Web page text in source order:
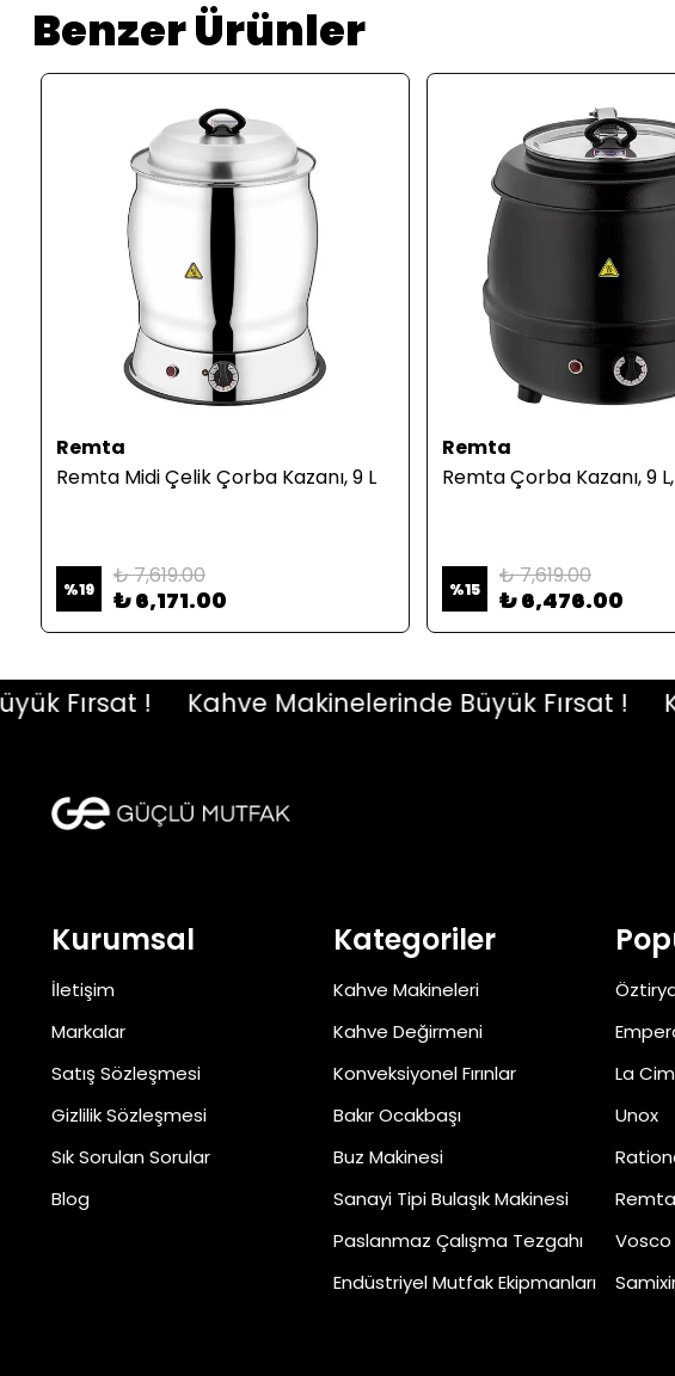
Benzer Ürünler
Remta
Remta Midi Çelik Çorba Kazanı, 9 L
%19 ₺ 7,619.00
₺ 6,171.00
Remta
Remta Çorba Kazanı, 9
%15 ₺ 7,619.00
₺ 6,476.00
Fırsat ! Kahve Makinelerinde Büyük Fırsat !
Kurumsal
İletişim
Markalar
Satış Sözleşmesi
Gizlilik Sözleşmesi
Sık Sorulan Sorular
Blog
Kategoriler
Kahve Makineleri
Kahve Değirmeni
Konveksiyonel Fırınlar
Bakır Ocakbaşı
Buz Makinesi
Sanayi Tipi Bulaşık Makinesi
Paslanmaz Çalışma Tezgahı
Endüstriyel Mutfak Ekipmanları
La
Unox
Remta
Vosco